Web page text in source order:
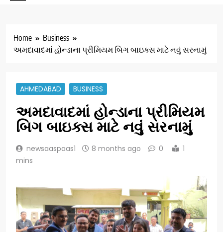
Home
Business
અમદાવાદમાં હોન્ડાના પ્રીમિયમ બિગ બાઇક્સ માટે નવું સરનામું
AHMEDABAD BUSINESS
અમદાવાદમાં હોન્ડાના પ્રીમિયમ
બિગ બાઇક્સ માટે નવું સરનામું
newsaaspaas1 8 months ago 0
1
mins